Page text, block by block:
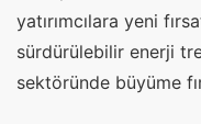
yatırımcılara yeni
sürdürülebilir enerji
sektöründe büyüme